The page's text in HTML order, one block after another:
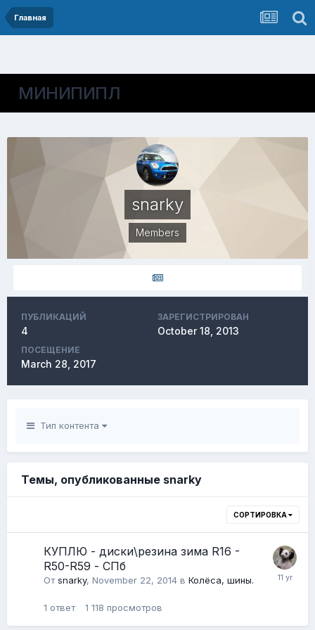
Главная
МИНИПИПЛ
snarky
Members
ПУБЛИКАЦИЙ
4
ЗАРЕГИСТРИРОВАН
October 18, 2013
ПОСЕЩЕНИЕ
March 28, 2017
Тип контента
Темы, опубликованные snarky
СОРТИРОВКА
КУПЛЮ - диски\резина зима R16 -
R50-R59 - СПб
Отsnarky, November 22, 2014 в Колёса, шины.
1 ответ 1 118 просмотров